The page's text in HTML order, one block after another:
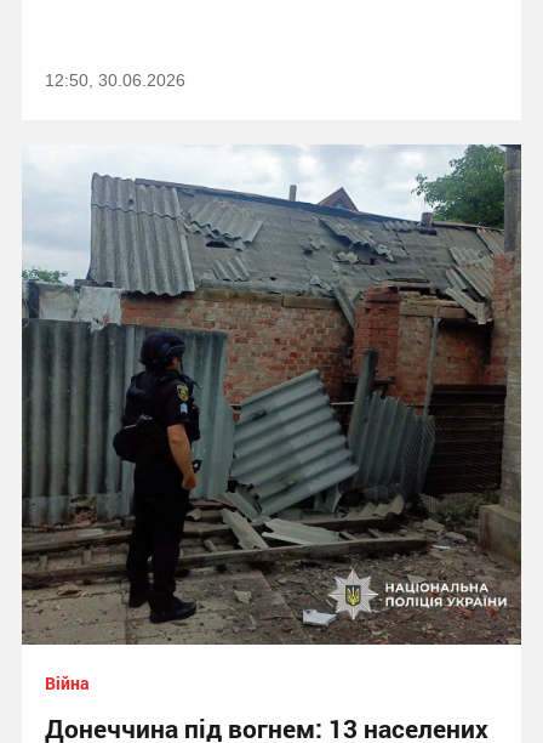
12:50, 30.06.2026
Війна
Донеччина під вогнем: 13 населених